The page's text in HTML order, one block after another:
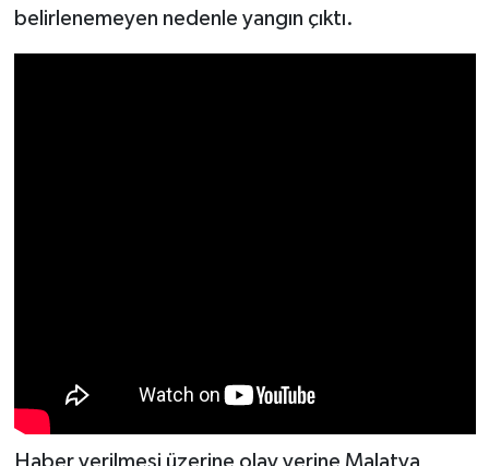
belirlenemeyen nedenle yangın çıktı.
Haber verilmesi üzerine olay yerine Malatya